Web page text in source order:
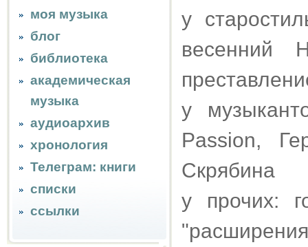
моя музыка
блог
библиотека
академическая
музыка
аудиоархив
хронология
Телеграм: книги
списки
ссылки
у
весенний
у
Passion,
Скрябина
у прочих: